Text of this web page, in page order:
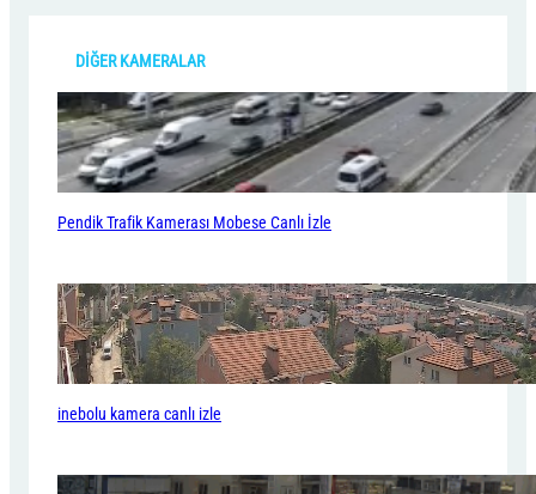
DİĞER KAMERALAR
Pendik Trafik Kamerası Mobese Canlı İzle
inebolu kamera canlı izle